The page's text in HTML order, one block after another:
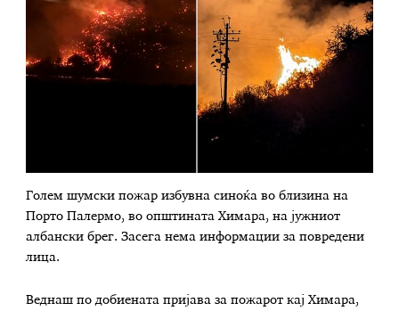
Голем шумски пожар избувна синоќа во близина на
Порто Палермо, во општината Химара, на јужниот
албански брег. Засега нема информации за повредени
лица.
Веднаш по добиената пријава за пожарот кај Химара,